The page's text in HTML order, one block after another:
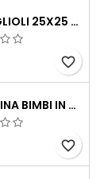
TOVAGLIOLI 25X25 CM CON LETTERA 20 PEZZI
favorite_border
SEDIOLINA BIMBI IN METALLO CON SONORO
favorite_border